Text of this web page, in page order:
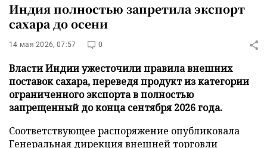
Индия полностью запретила экспорт
сахара до осени
14 мая 2026, 07:57 0
Власти Индии ужесточили правила внешних
поставок сахара, переведя продукт из категории
ограниченного экспорта в полностью
запрещенный до конца сентября 2026 года.
Соответствующее распоряжение опубликовала
Генеральная дирекция внешней торговли